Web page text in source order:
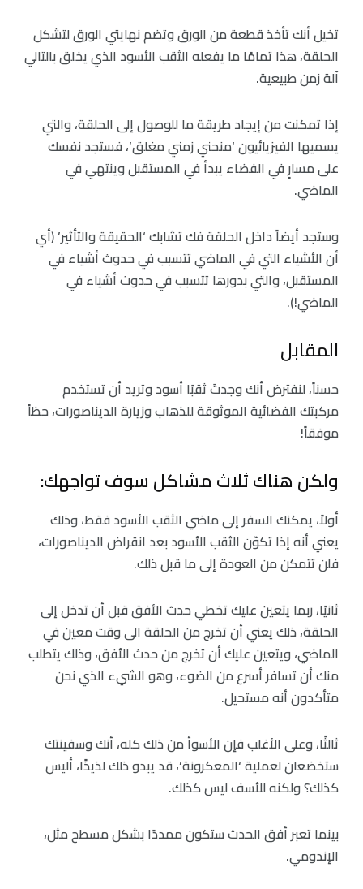
تخيل أنك تأخذ قطعة من الورق وتضم نهايتي الورق لتشكل
الحلقة، هذا تمامًا ما يفعله الثقب الأسود الذي يخلق بالتالي
آلة زمن طبيعية.
إذا تمكنت من إيجاد طريقة ما للوصول إلى الحلقة، والتي
يسميها الفيزيائيون ‘منحني زمني مغلق’، فستجد نفسك
على مسارٍ في الفضاء يبدأ في المستقبل وينتهي في
الماضي.
وستجد أيضاً داخل الحلقة فك تشابك ‘الحقيقة والتأثير’ (أي
أن الأشياء التي في الماضي تتسبب في حدوث أشياء في
المستقبل، والتي بدورها تتسبب في حدوث أشياء في
الماضي!).
المقابل
حسناً، لنفترض أنك وجدتَ ثقبًا أسود وتريد أن تستخدم
مركبتك الفضائية الموثوقة للذهاب وزيارة الديناصورات، حظاً
موفقاً!
ولكن هناك ثلاث مشاكل سوف تواجهك:
أولاً، يمكنك السفر إلى ماضي الثقب الأسود فقط، وذلك
يعني أنه إذا تكوّن الثقب الأسود بعد انقراض الديناصورات،
فلن تتمكن من العودة إلى ما قبل ذلك.
ثانيًا، ربما يتعين عليك تخطي حدث الأفق قبل أن تدخل إلى
الحلقة، ذلك يعني أن تخرج من الحلقة الى وقت معين في
الماضي، ويتعين عليك أن تخرج من حدث الأفق، وذلك يتطلب
منك أن تسافر أسرع من الضوء، وهو الشيء الذي نحن
متأكدون أنه مستحيل.
ثالثًا، وعلى الأغلب فإن الأسوأ من ذلك كله، أنك وسفينتك
ستخضعان لعملية ‘المعكرونة’، قد يبدو ذلك لذيذًا، أليس
كذلك؟ ولكنه للأسف ليس كذلك.
بينما تعبر أفق الحدث ستكون ممددًا بشكل مسطح مثل،
الإندومي.